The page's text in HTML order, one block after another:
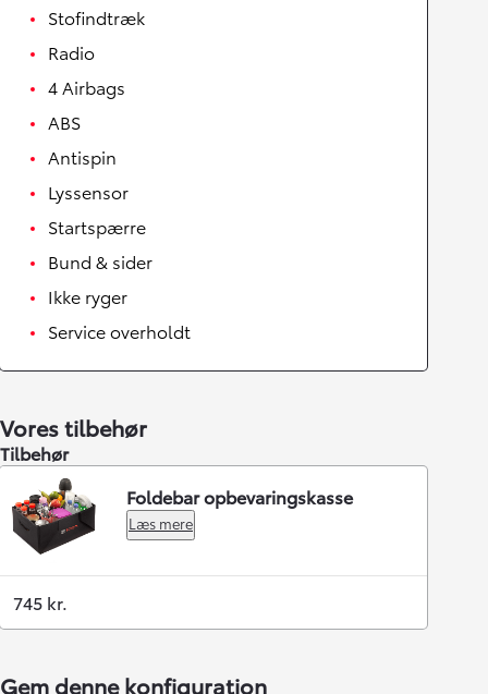
Stofindtræk
Radio
4 Airbags
ABS
Antispin
Lyssensor
Startspærre
Bund & sider
Ikke ryger
Service overholdt
Vores tilbehør
Tilbehør
Foldebar opbevaringskasse
Læs mere
745 kr.
Gem denne konfiguration